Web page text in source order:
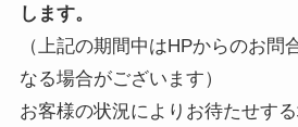
します。
（上記の期間中はHPからのお問
なる場合がございます）
お客様の状況によりお待たせする